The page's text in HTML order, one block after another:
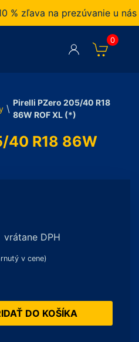
zľava na prezúvanie u nás
0
\
Pirelli PZero 205/40 R18
86W ROF XL (*)
40 R18 86W
vrátane DPH
v cene)
DO KOŠÍKA